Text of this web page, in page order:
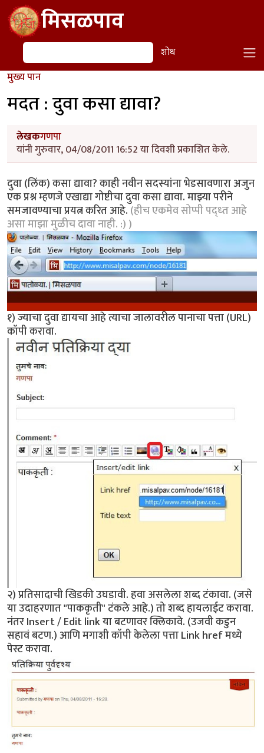
Skip to main contentमिसळपाव
शोध शोध
मुख्य पान
मदत : दुवा कसा द्यावा?
लेखकगणपा
यांनी गुरुवार, 04/08/2011 16:52 या दिवशी प्रकाशित केले.
दुवा (लिंक) कसा द्यावा? काही नवीन सदस्यांना भेडसावणारा अजुन
एक प्रश्न म्हणजे एखाद्या गोष्टीचा दुवा कसा द्यावा. माझ्या परीने
समजावण्याचा प्रयत्न करित आहे.(हीच एकमेव सोप्पी पद्ध्त आहे
असा माझा मुळीच दावा नाही. :) )
१) ज्याचा दुवा द्यायचा आहे त्याचा जालावरील पानाचा पत्ता (URL)
कॉपी करावा.
२) प्रतिसादाची खिडकी उघडावी. हवा असलेला शब्द टंकावा. (जसे
या उदाहरणात "पाककृती" टंकले आहे.) तो शब्द हायलाईट करावा.
नंतर Insert / Edit link या बटणावर क्लिकावे. (उजवी कडुन
सहावं बटण.) आणि मगाशी कॉपी केलेला पत्ता Link href मध्ये
पेस्ट करावा.